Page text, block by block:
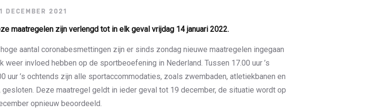
DECEMBER 2021
maatregelen zijn verlengd tot in elk geval vrijdag 14 januari 2022.
aantal coronabesmettingen zijn er sinds zondag nieuwe maatregelen ingegaan
weer invloed hebben op de sportbeoefening in Nederland. Tussen 17.00 uur ’s
uur ’s ochtends zijn alle sportaccommodaties, zoals zwembaden, atletiekbanen en
gesloten. Deze maatregel geldt in ieder geval tot 19 december, de situatie wordt op
opnieuw beoordeeld.